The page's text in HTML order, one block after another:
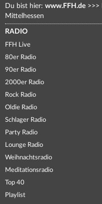
Du bist hier: www.FFH.de >>>
Mittelhessen
RADIO
FFH Live
80er Radio
90er Radio
2000er Radio
Rock Radio
Oldie Radio
Schlager Radio
Party Radio
Lounge Radio
Weihnachtsradio
Meditationsradio
Top 40
Playlist